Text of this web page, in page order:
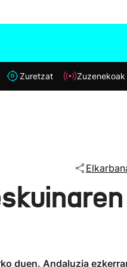
Zuretzat Zuzenekoak
duen. Andaluzia